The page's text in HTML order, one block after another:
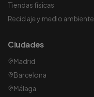
Tiendas físicas
Reciclaje y medio ambiente
Ciudades
Madrid
Barcelona
Málaga